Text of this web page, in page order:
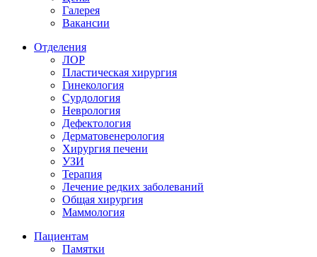
Галерея
Вакансии
Отделения
ЛОР
Пластическая хирургия
Гинекология
Сурдология
Неврология
Дефектология
Дерматовенерология
Хирургия печени
УЗИ
Терапия
Лечение редких заболеваний
Общая хирургия
Маммология
Пациентам
Памятки